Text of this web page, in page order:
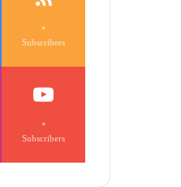
۰
Subscribers
۰
Subscribers